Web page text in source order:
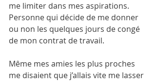
me limiter dans mes aspirations.
Personne qui décide de me donner
ou non les quelques jours de congé
de mon contrat de travail.
Même mes amies les plus proches
me disaient que j’allais vite me lasser